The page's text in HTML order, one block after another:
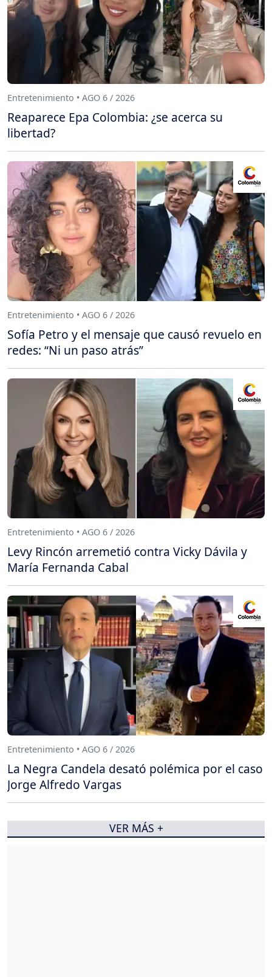
Entretenimiento • AGO 6 / 2026
Reaparece Epa Colombia: ¿se acerca su
libertad?
Entretenimiento • AGO 6 / 2026
Sofía Petro y el mensaje que causó revuelo en
redes: “Ni un paso atrás”
Entretenimiento • AGO 6 / 2026
Levy Rincón arremetió contra Vicky Dávila y
María Fernanda Cabal
Entretenimiento • AGO 6 / 2026
La Negra Candela desató polémica por el caso
Jorge Alfredo Vargas
VER MÁS +